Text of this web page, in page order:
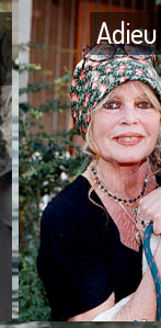
Adieu Jean-Noël
viens seulement
le décès de Jean-
survenu le 3 mai
de